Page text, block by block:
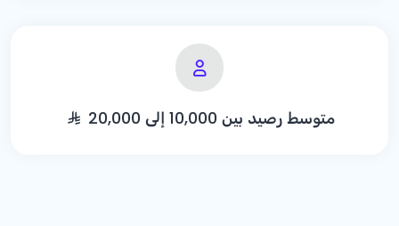
متوسط رصيد بين 10,000 إلى 20,000